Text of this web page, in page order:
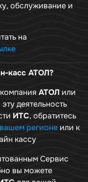
обслуживание и
на
касс АТОЛ?
АТОЛ или
деятельность
ИТС, обратитесь
регионе или к
кассу
Сервис
вы можете